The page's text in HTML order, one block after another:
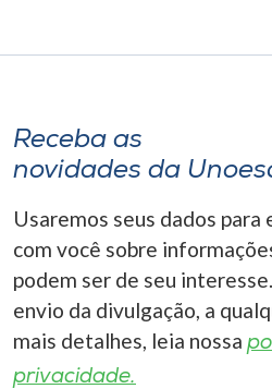
Receba as
novidades da
Usaremos seus dados
com você sobre
podem ser de seu
envio da divulgação, a
mais detalhes, leia nossa
privacidade.